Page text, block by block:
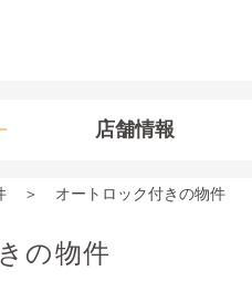
店舗情報
オートロック付きの物件
の物件